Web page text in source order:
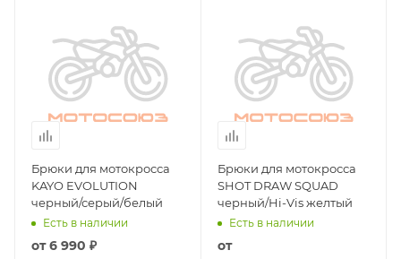
Брюки для мотокросса
KAYO EVOLUTION
черный/серый/белый
Есть в наличии
от6 990 ₽
Брюки для мотокросса
SHOT DRAW SQUAD
черный/Hi-Vis желтый
Есть в наличии
от